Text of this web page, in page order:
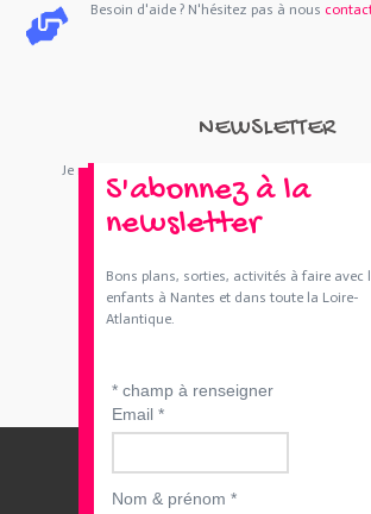
Besoin d'aide ? N'hésitez pas à nous
NEWSLETTER
Je m'abonne : Newsletter
S'abonnez à la
newsletter
Bons plans, sorties, activités à faire avec
enfants à Nantes et dans toute la Loire-
Atlantique.
* champ à renseigner
Email *
Nom & prénom *